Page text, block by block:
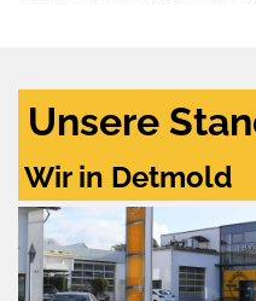
Unsere
Wir in Detmold